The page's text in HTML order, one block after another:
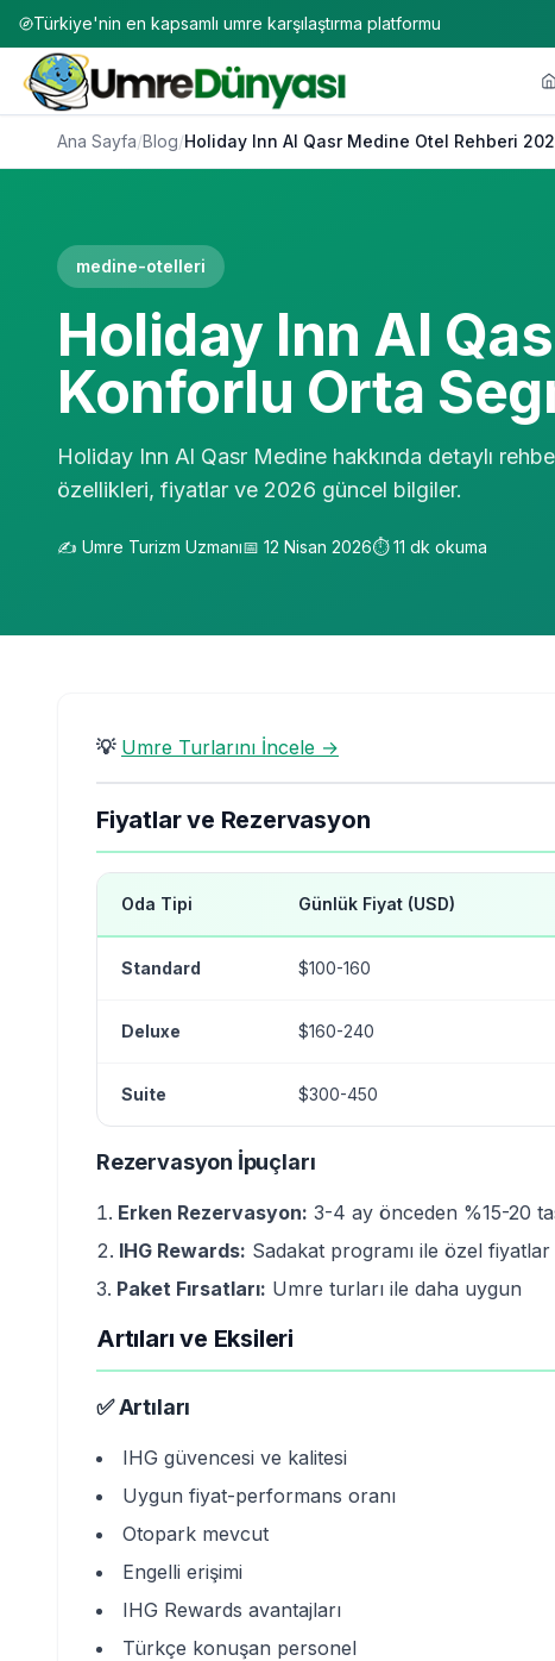
Türkiye'nin en kapsamlı umre karşılaştırma platformu
Ana Sayfa/Blog/Holiday Inn Al Qasr Medine Otel Rehberi
medine-otelleri
Holiday Inn Al
Konforlu Orta
Holiday Inn Al Qasr Medine hakkında detaylı
özellikleri, fiyatlar ve 2026 güncel bilgiler.
✍️ Umre Turizm Uzmanı📅 12 Nisan 2026⏱️11 dk okuma
💡 Umre Turlarını İncele →
Fiyatlar ve Rezervasyon
Oda Tipi Günlük Fiyat (USD)
Standard $100-160
Deluxe $160-240
Suite $300-450
Rezervasyon İpuçları
Erken Rezervasyon: 3-4 ay önceden %15-20
IHG Rewards: Sadakat programı ile özel fiyatlar
Paket Fırsatları: Umre turları ile daha uygun
Artıları ve Eksileri
✅ Artıları
IHG güvencesi ve kalitesi
Uygun fiyat-performans oranı
Otopark mevcut
Engelli erişimi
IHG Rewards avantajları
Türkçe konuşan personel